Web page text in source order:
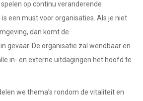
op continu veranderende
een must voor organisaties. Als je niet
dan komt de
gevaar. De organisatie zal wendbaar en
in- en externe uitdagingen het hoofd te
we thema’s rondom de vitaliteit en